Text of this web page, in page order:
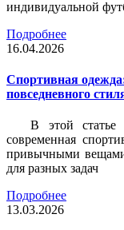
индивидуальной
Подробнее
16.04.2026
Спортивная
повседневного
В этой статье
современная
привычными
для разных задач
Подробнее
13.03.2026